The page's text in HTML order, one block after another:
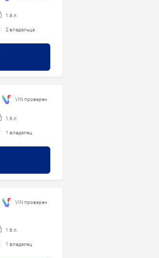
1.6 л.
2 владельца
1.6 л.
1 владелец
VIN проверен
1.6 л.
1 владелец
VIN проверен